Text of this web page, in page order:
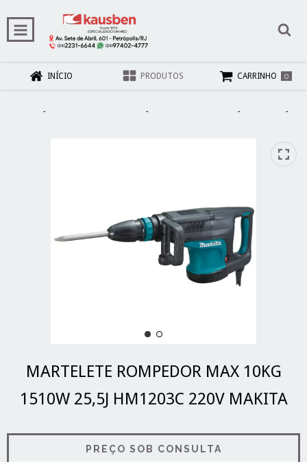
INÍCIO PRODUTOS CARRINHO 0
- - -
-
MARTELETE ROMPEDOR MAX 10KG
1510W 25,5J HM1203C 220V MAKITA